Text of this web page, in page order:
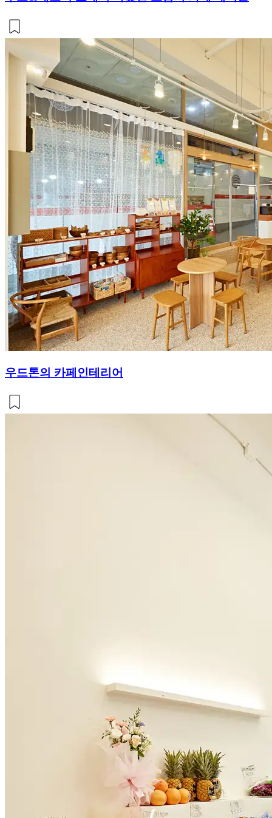
우드톤의 카페인테리어